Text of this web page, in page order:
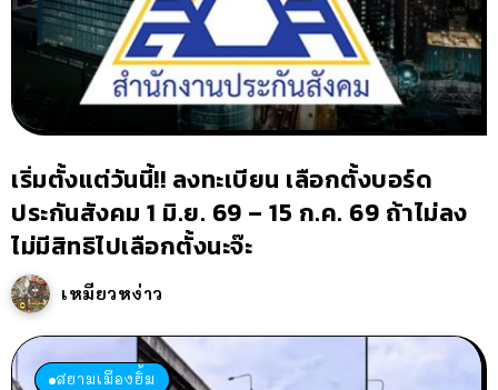
เริ่มตั้งแต่วันนี้!! ลงทะเบียน เลือกตั้งบอร์ด
ประกันสังคม 1 มิ.ย. 69 – 15 ก.ค. 69 ถ้าไม่ลง
ไม่มีสิทธิไปเลือกตั้งนะจ๊ะ
เหมียวหง่าว
สยามเมืองยิ้ม